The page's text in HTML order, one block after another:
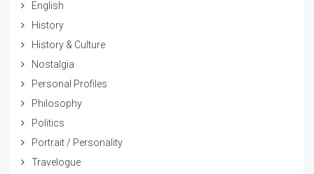
English
History
History & Culture
Nostalgia
Personal Profiles
Philosophy
Politics
Portrait / Personality
Travelogue